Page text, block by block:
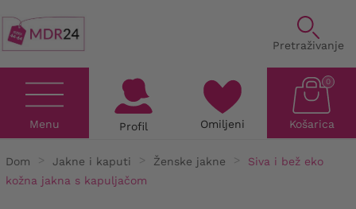
Pretraživanje
Menu Profil Omiljeni Košarica
0
Dom Jakne i kaputi Ženske jakne
Siva i bež eko
kožna jakna s kapuljačom